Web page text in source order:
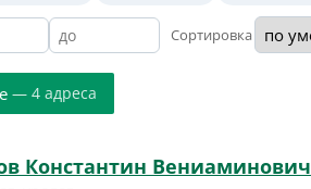
Сортировка
— 4 адреса
Константин Вениаминович